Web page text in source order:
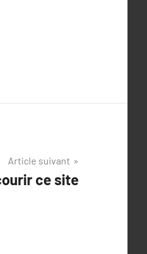
Article suivant
ce site